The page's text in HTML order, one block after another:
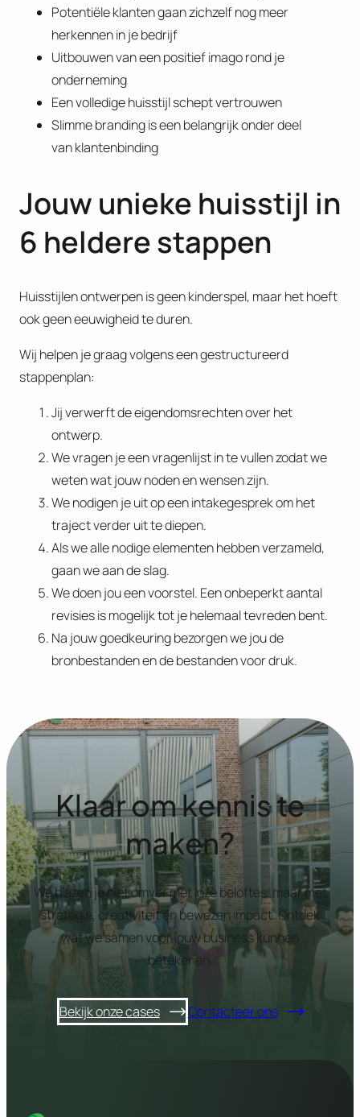
Potentiële klanten gaan zichzelf nog meer
herkennen in je bedrijf
Uitbouwen van een positief imago rond je
onderneming
Een volledige huisstijl schept vertrouwen
Slimme branding is een belangrijk onder deel
van klantenbinding
Jouw unieke huisstijl in
6 heldere stappen
Huisstijlen ontwerpen is geen kinderspel, maar het hoeft
ook geen eeuwigheid te duren.
Wij helpen je graag volgens een gestructureerd
stappenplan:
Jij verwerft de eigendomsrechten over het
ontwerp.
We vragen je een vragenlijst in te vullen zodat we
weten wat jouw noden en wensen zijn.
We nodigen je uit op een intakegesprek om het
traject verder uit te diepen.
Als we alle nodige elementen hebben verzameld,
gaan we aan de slag.
We doen jou een voorstel. Een onbeperkt aantal
revisies is mogelijk tot je helemaal tevreden bent.
Na jouw goedkeuring bezorgen we jou de
bronbestanden en de bestanden voor druk.
Klaar om kennis te
maken?
We blazen je niet omver met loze beloftes, maar met
strategie, creativiteit en bewezen impact. Ontdek
wat we samen voor jouw business kunnen
betekenen.
Bekijk onze cases Contacteer ons